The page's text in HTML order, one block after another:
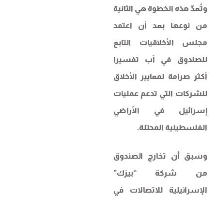
وتُعدّ هذه الخطوة هي الثانية
من نوعها بعد أن اعتمد
مجلس الأخلاقيات التابع
للصندوق في آب تفسيرا
أكثر صرامة لمعايير الأخلاق
للشركات التي تدعم عمليات
إسرائيل في الأراضي
الفلسطينية المحتلة.
وسبق أن تخارج الصندوق
من شركة “بيزك”
الإسرائيلية للاتصالات في